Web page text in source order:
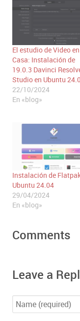
El estudio de Video en
Casa: Instalación de
19.0.3 Davinci
Studio en Ubuntu
22/10/2024
En «blog»
Instalación de
Ubuntu 24.04
29/04/2024
En «blog»
Comments
Leave a